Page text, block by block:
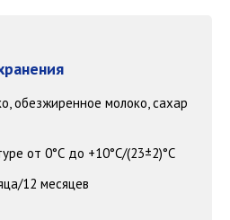
обезжиренное молоко, сахар
от 0°С до +10°С/(23±2)°С
12 месяцев